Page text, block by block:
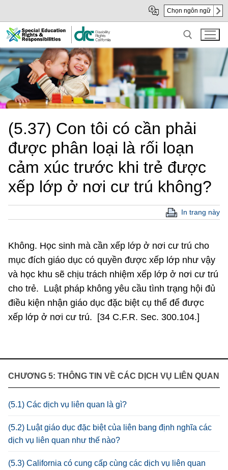
Main
Content
sub
navigation
Chọn ngôn ngữ
Search for:
CHƯƠNG 5: THÔNG TIN VỀ CÁC DỊCH VỤ LIÊN QUAN
(5.1) Các dịch vụ liên quan là gì?
(5.2) Luật giáo dục đặc biệt của liên bang định nghĩa các
dịch vụ liên quan như thế nào?
(5.3) California có cung cấp cùng các dịch vụ liên quan
(5.37) Con tôi có cần phải
được phân loại là rối loạn
cảm xúc trước khi trẻ được
xếp lớp ở nơi cư trú không?
In trang này
Không. Học sinh mà cần xếp lớp ở nơi cư trú cho
mục đích giáo dục có quyền được xếp lớp như vậy
và học khu sẽ chịu trách nhiệm xếp lớp ở nơi cư trú
cho trẻ. Luật pháp không yêu cầu tình trạng hội đủ
điều kiện nhận giáo dục đặc biệt cụ thể để được
xếp lớp ở nơi cư trú. [34 C.F.R. Sec. 300.104.]